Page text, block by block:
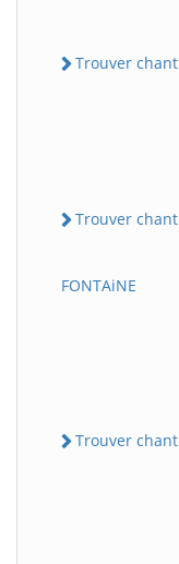
Trouver
Trouver
FONTAiNE
Trouver